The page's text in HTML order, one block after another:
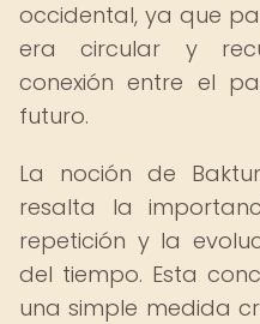
occidental, ya que
era circular y
conexión entre el
futuro.
La noción de
resalta la
repetición y la
del tiempo. Esta
una simple medida